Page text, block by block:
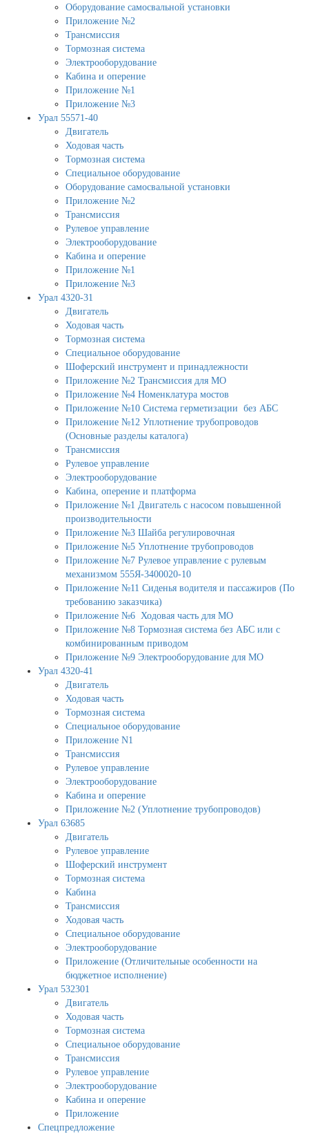
Оборудование самосвальной установки
Приложение №2
Трансмиссия
Тормозная система
Электрооборудование
Кабина и оперение
Приложение №1
Приложение №3
Урал 55571-40
Двигатель
Ходовая часть
Тормозная система
Специальное оборудование
Оборудование самосвальной установки
Приложение №2
Трансмиссия
Рулевое управление
Электрооборудование
Кабина и оперение
Приложение №1
Приложение №3
Урал 4320-31
Двигатель
Ходовая часть
Тормозная система
Специальное оборудование
Шоферский инструмент и принадлежности
Приложение №2 Трансмиссия для МО
Приложение №4 Номенклатура мостов
Приложение №10 Система герметизации без АБС
Приложение №12 Уплотнение трубопроводов
(Основные разделы каталога)
Трансмиссия
Рулевое управление
Электрооборудование
Кабина, оперение и платформа
Приложение №1 Двигатель с насосом повышенной
производительности
Приложение №3 Шайба регулировочная
Приложение №5 Уплотнение трубопроводов
Приложение №7 Рулевое управление с рулевым
механизмом 555Я-3400020-10
Приложение №11 Сиденья водителя и пассажиров (По
требованию заказчика)
Приложение №6 Ходовая часть для МО
Приложение №8 Тормозная система без АБС или с
комбинированным приводом
Приложение №9 Электрооборудование для МО
Урал 4320-41
Двигатель
Ходовая часть
Тормозная система
Специальное оборудование
Приложение N1
Трансмиссия
Рулевое управление
Электрооборудование
Кабина и оперение
Приложение №2 (Уплотнение трубопроводов)
Урал 63685
Двигатель
Рулевое управление
Шоферский инструмент
Тормозная система
Кабина
Трансмиссия
Ходовая часть
Специальное оборудование
Электрооборудование
Приложение (Отличительные особенности на
бюджетное исполнение)
Урал 532301
Двигатель
Ходовая часть
Тормозная система
Специальное оборудование
Трансмиссия
Рулевое управление
Электрооборудование
Кабина и оперение
Приложение
Спецпредложение